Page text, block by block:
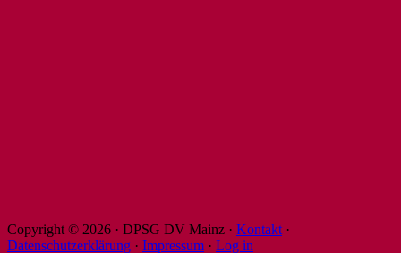
Copyright © 2026 · DPSG DV Mainz · Kontakt ·
Datenschutzerklärung · Impressum · Log in